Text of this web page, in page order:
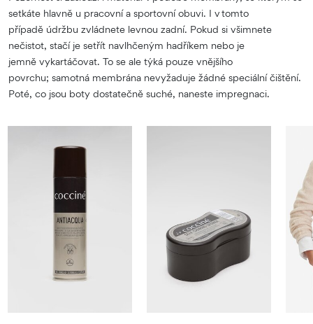
setkáte hlavně u pracovní a sportovní obuvi. I v tomto
případě údržbu zvládnete levnou zadní. Pokud si všimnete
nečistot, stačí je setřít navlhčeným hadříkem nebo je
jemně vykartáčovat. To se ale týká pouze vnějšího
povrchu; samotná membrána nevyžaduje žádné speciální čištění.
Poté, co jsou boty dostatečně suché, naneste impregnaci.